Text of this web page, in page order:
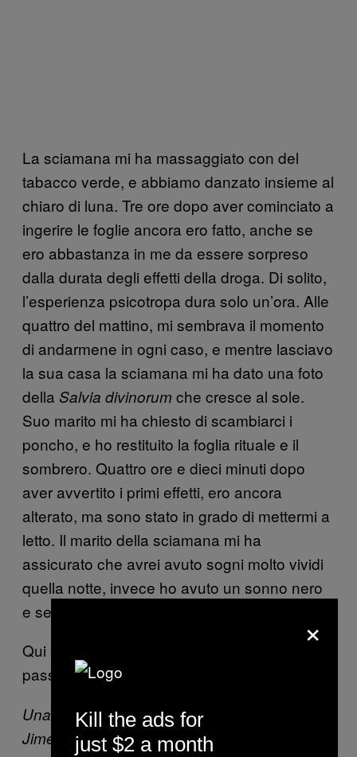
La sciamana mi ha massaggiato con del
tabacco verde, e abbiamo danzato insieme al
chiaro di luna. Tre ore dopo aver cominciato a
ingerire le foglie ancora ero fatto, anche se
ero abbastanza in me da essere sorpreso
dalla durata degli effetti della droga. Di solito,
l’esperienza psicotropa dura solo un’ora. Alle
quattro del mattino, mi sembrava il momento
di andarmene in ogni caso, e mentre lasciavo
la sua casa la sciamana mi ha dato una foto
della Salvia divinorumche cresce al sole.
Suo marito mi ha chiesto di scambiarci i
poncho, e ho restituito la foglia rituale e il
sombrero. Quattro ore e dieci minuti dopo
aver avvertito i primi effetti, ero ancora
alterato, ma sono stato in grado di mettermi a
letto. Il marito della sciamana mi ha
assicurato che avrei avuto sogni molto vividi
quella notte, invece ho avuto un sonno nero
e senza sogni.
Qui sotto ci sono foto e descrizioni di alcuni
passaggi della cerimonia.
Una donna per le strade di Huautla de
Jiménez, nello stato di Oaxaca.
×
Kill the ads for
just $2 a month